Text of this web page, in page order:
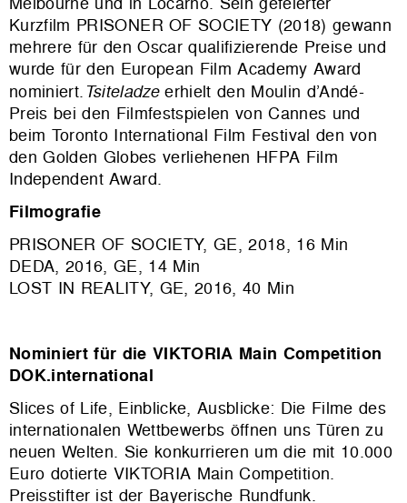
Kurzfilm PRISONER OF SOCIETY (2018) gewann
mehrere für den Oscar qualifizierende Preise und
wurde für den European Film Academy Award
nominiert. Tsiteladzeerhielt den Moulin d’Andé-
Preis bei den Filmfestspielen von Cannes und
beim Toronto International Film Festival den von
den Golden Globes verliehenen HFPA Film
Independent Award.
Filmografie
PRISONER OF SOCIETY, GE, 2018, 16 Min
DEDA, 2016, GE, 14 Min
LOST IN REALITY, GE, 2016, 40 Min
Nominiert für die VIKTORIA Main Competition
DOK.international
Slices of Life, Einblicke, Ausblicke: Die Filme des
internationalen Wettbewerbs öffnen uns Türen zu
neuen Welten. Sie konkurrieren um die mit 10.000
Euro dotierte VIKTORIA Main Competition.
Preisstifter ist der Bayerische Rundfunk.